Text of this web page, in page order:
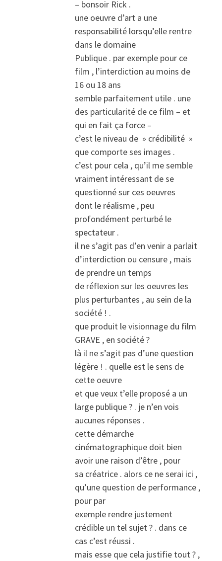
– bonsoir Rick .
une oeuvre d’art a une
responsabilité lorsqu’elle rentre
dans le domaine
Publique . par exemple pour ce
film , l’interdiction au moins de
16 ou 18 ans
semble parfaitement utile . une
des particularité de ce film – et
qui en fait ça force –
c’est le niveau de » crédibilité »
que comporte ses images .
c’est pour cela , qu’il me semble
vraiment intéressant de se
questionné sur ces oeuvres
dont le réalisme , peu
profondément perturbé le
spectateur .
il ne s’agit pas d’en venir a parlait
d’interdiction ou censure , mais
de prendre un temps
de réflexion sur les oeuvres les
plus perturbantes , au sein de la
société ! .
que produit le visionnage du film
GRAVE , en société ?
là il ne s’agit pas d’une question
légère ! . quelle est le sens de
cette oeuvre
et que veux t’elle proposé a un
large publique ? . je n’en vois
aucunes réponses .
cette démarche
cinématographique doit bien
avoir une raison d’être , pour
sa créatrice . alors ce ne serai ici ,
qu’une question de performance ,
pour par
exemple rendre justement
crédible un tel sujet ? . dans ce
cas c’est réussi .
mais esse que cela justifie tout ? ,